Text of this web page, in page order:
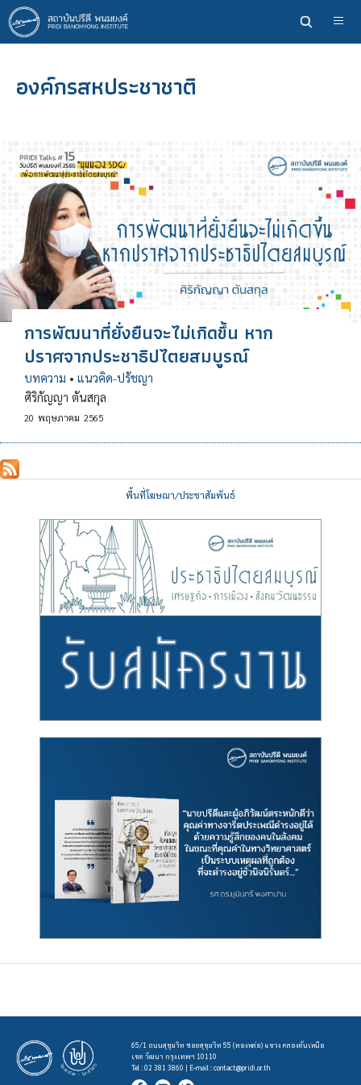
ข้าม
ไป
ยัง
หลักองค์กรสหประชาชาติ
การพัฒนาที่ยั่งยืนจะไม่เกิดขึ้น หาก
ปราศจากประชาธิปไตยสมบูรณ์
บทความ • แนวคิด-ปรัชญา
ศิริกัญญา ตันสกุล
20 พฤษภาคม 2565
พื้นที่โฆษณา/ประชาสัมพันธ์
65/1 ถนนสุขุมวิท ซอยสุขุมวิท 55 (ทองหล่อ) แขวง คลองตันเหนือ
เขต วัฒนา กรุงเทพฯ 10110
Tel : 02 381 3860 | E-mail :contact@pridi.or.th